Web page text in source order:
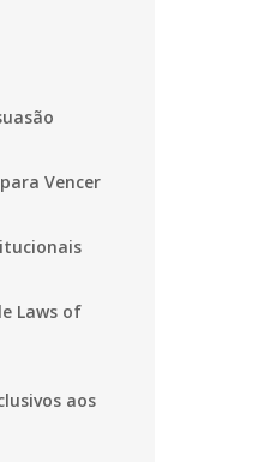
Vencer
Laws of
aos